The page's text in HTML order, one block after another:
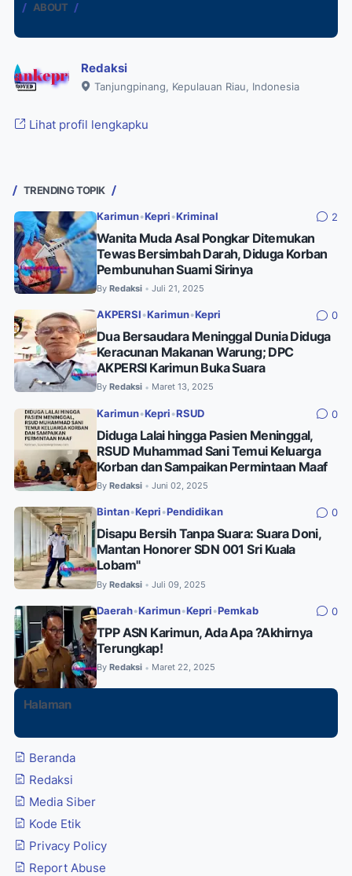
ABOUT
Redaksi
Tanjungpinang, Kepulauan Riau, Indonesia
Lihat profil lengkapku
TRENDING TOPIK
Karimun•Kepri •Kriminal 2
Wanita Muda Asal Pongkar Ditemukan
Tewas Bersimbah Darah, Diduga Korban
Pembunuhan Suami Sirinya
By Redaksi • Juli 21, 2025
AKPERSI •Karimun•Kepri 0
Dua Bersaudara Meninggal Dunia Diduga
Keracunan Makanan Warung; DPC
AKPERSI Karimun Buka Suara
By Redaksi • Maret 13, 2025
Karimun•Kepri •RSUD 0
Diduga Lalai hingga Pasien Meninggal,
RSUD Muhammad Sani Temui Keluarga
Korban dan Sampaikan Permintaan Maaf
By Redaksi • Juni 02, 2025
Bintan•Kepri •Pendidikan 0
Disapu Bersih Tanpa Suara: Suara Doni,
Mantan Honorer SDN 001 Sri Kuala
Lobam"
By Redaksi • Juli 09, 2025
Daerah•Karimun•Kepri •Pemkab 0
TPP ASN Karimun, Ada Apa ?Akhirnya
Terungkap!
By Redaksi • Maret 22, 2025
Halaman
Beranda
Redaksi
Media Siber
Kode Etik
Privacy Policy
Report Abuse